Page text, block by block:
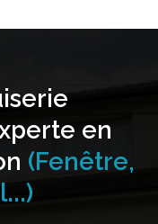
en
(Fenêtre,